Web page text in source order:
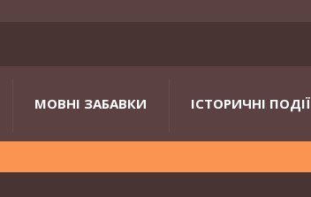
МОВНІ ЗАБАВКИ ІСТОРИЧНІ ПОДІЇ